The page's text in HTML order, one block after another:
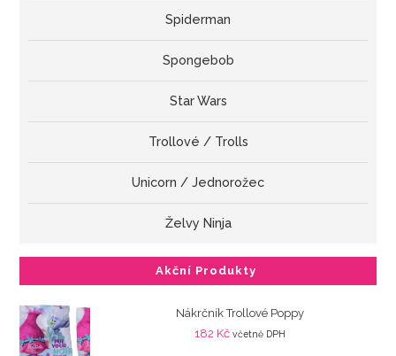
Spiderman
Spongebob
Star Wars
Trollové / Trolls
Unicorn / Jednorožec
Želvy Ninja
Akční Produkty
Nákrčník Trollové Poppy
182 Kč včetně DPH